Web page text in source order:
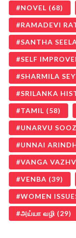
NOVEL (68)
RAMADEVI
SANTHA
SELF
SHARMILA
SRILANKA
TAMIL (58)
UNARVU
UNNAI
VANGA
VENBA (39)
WOMEN
அய்யா வழி (29)